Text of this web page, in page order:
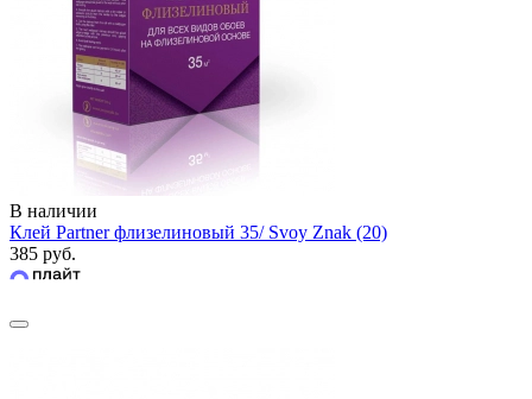
В наличии
Клей Partner флизелиновый 35/ Svoy Znak (20)
385 руб.